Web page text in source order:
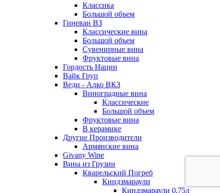
Классика
Большой объем
Гиневан ВЗ
Классические вина
Большой объем
Сувенирные вина
Фруктовые вина
Гордость Нации
Вайк Груп
Веди - Алко ВКЗ
Виноградные вина
Классические
Большой объем
Фруктовые вина
В керамике
Другие Производители
Армянские вина
Givany Wine
Вина из Грузии
Кварельский Погреб
Киндзмараули
Киндзмараули 0,75л